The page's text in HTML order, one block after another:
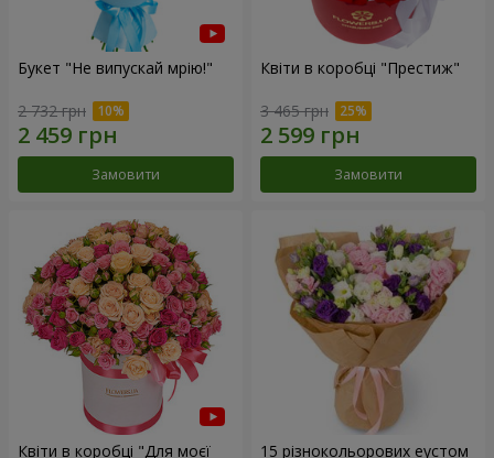
Букет "Не випускай мрію!"
2 732 грн
Замовити
Квіти в коробці "Престиж"
3 465 грн
Замовити
Квіти в коробці "Для моєї 15 різнокольорових еустом